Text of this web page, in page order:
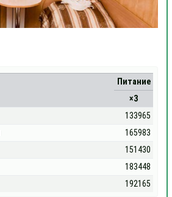
Питание
×3
133965
165983
151430
183448
192165